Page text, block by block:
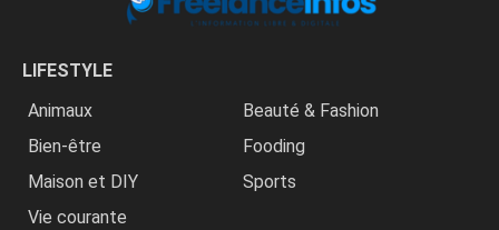
LIFESTYLE
Animaux
Beauté & Fashion
Bien-être
Fooding
Maison et DIY
Sports
Vie courante